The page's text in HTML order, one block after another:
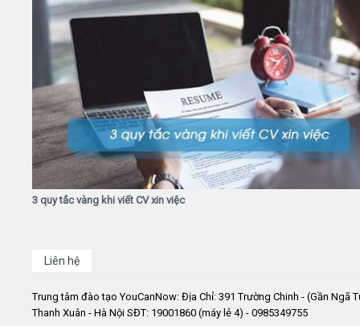
3 quy tắc vàng khi viết CV xin việc
Liên hệ
Trung tâm đào tạo YouCanNow: Địa Chỉ: 391 Trường Chinh - (Gần Ngã
Thanh Xuân - Hà Nội SĐT: 19001860 (máy lẻ 4) - 0985349755